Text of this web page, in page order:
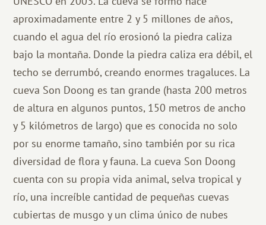
aproximadamente entre 2 y 5 millones de años,
cuando el agua del río erosionó la piedra caliza
bajo la montaña. Donde la piedra caliza era débil, el
techo se derrumbó, creando enormes tragaluces. La
cueva Son Doong es tan grande (hasta 200 metros
de altura en algunos puntos, 150 metros de ancho
y 5 kilómetros de largo) que es conocida no solo
por su enorme tamaño, sino también por su rica
diversidad de flora y fauna. La cueva Son Doong
cuenta con su propia vida animal, selva tropical y
río, una increíble cantidad de pequeñas cuevas
cubiertas de musgo y un clima único de nubes